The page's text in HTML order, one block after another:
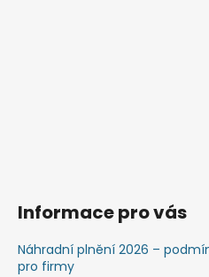
Informace pro vás
Náhradní plnění 2026 –
pro firmy